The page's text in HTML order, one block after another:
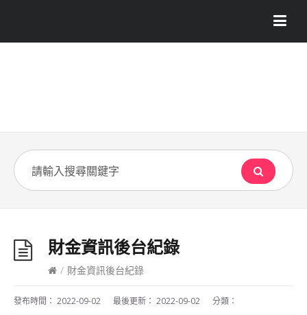
財金資訊後台紀錄
/ 財金資訊後台紀錄
發布時間： 2022-09-02 最後更新： 2022-09-02 分類：